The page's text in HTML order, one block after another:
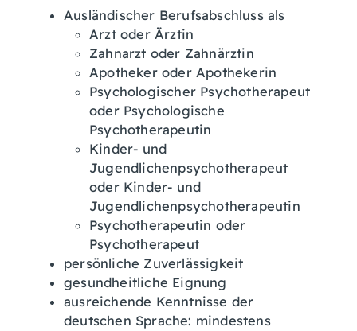
Ausländischer Berufsabschluss als
Arzt oder Ärztin
Zahnarzt oder Zahnärztin
Apotheker oder Apothekerin
Psychologischer Psychotherapeut
oder Psychologische
Psychotherapeutin
Kinder- und
Jugendlichenpsychotherapeut
oder Kinder- und
Jugendlichenpsychotherapeutin
Psychotherapeutin oder
Psychotherapeut
persönliche Zuverlässigkeit
gesundheitliche Eignung
ausreichende Kenntnisse der
deutschen Sprache: mindestens